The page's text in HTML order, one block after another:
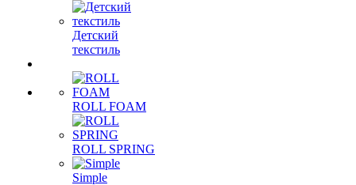
Детский
текстиль
ROLL FOAM
ROLL SPRING
Simple